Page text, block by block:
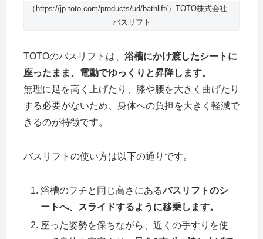
（https://jp.toto.com/products/ud/bathlift/）TOTO株式会社
バスリフト
TOTOのバスリフトは、 浴槽にかけ渡したシートに
座ったまま、電動でゆっくりと昇降します。
無理に足を高く上げたり、膝や腰を大きく曲げたり
する必要がないため、身体への負担を大きく軽減で
きるのが特徴です。
バスリフトの使い方は以下の通りです。
浴槽のフチと同じ高さにあるバスリフトのシ
ートへ、スライドするように移乗します。
座った姿勢を保ちながら、近くの手すりを使